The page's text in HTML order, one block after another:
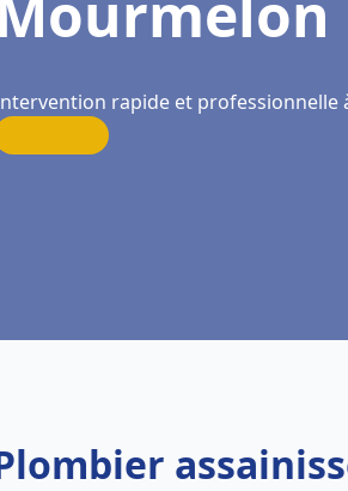
rapide et professionnelle